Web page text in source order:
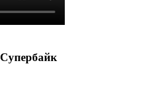
Супербайк